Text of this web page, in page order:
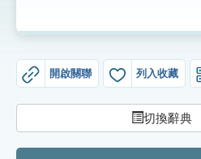
生字詞彙表
開啟關聯 列入收藏
切換辭典